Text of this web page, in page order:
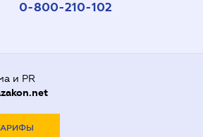
0-800-210-102
и PR